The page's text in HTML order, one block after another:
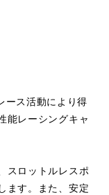
ース活動により得
能レーシングキャ
スロットルレスポ
ます。また、安定